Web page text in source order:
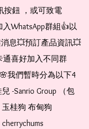
按鈕 ，或可致電
WhatsApp群組👍以
息💥預訂產品資訊💥
喜好加入不同群
我們暫時分為以下4
-Sanrio Group （包
玉桂狗 布甸狗